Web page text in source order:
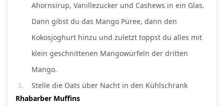
Ahornsirup, Vanillezucker und Cashews in ein Glas.
Dann gibst du das Mango Püree, dann den
Kokosjoghurt hinzu und zuletzt toppst du alles mit
klein geschnittenen Mangowürfeln der dritten
Mango.
3.
Stelle die Oats über Nacht in den Kühlschrank
Rhabarber Muffins